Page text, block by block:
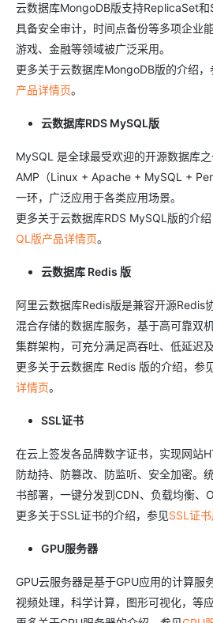
云数据库MongoDB版支持ReplicaSet和
具备安全审计，时间点备份等多项企业
游戏、金融等领域被广泛采用。
更多关于云数据库MongoDB版的介绍，
产品详情页。
云数据库RDS MySQL版
MySQL 是全球最受欢迎的开源数据库
AMP（Linux + Apache + MySQL +
一环，广泛应用于各类应用场景。
更多关于云数据库RDS MySQL版的介
QL版产品详情页。
云数据库 Redis 版
阿里云数据库Redis版是兼容开源Redis
混合存储的数据库服务，基于高可靠双
集群架构，可充分满足高吞吐、低延迟
更多关于云数据库 Redis 版的介绍，参
详情页。
SSL证书
在云上签发各品牌数字证书，实现网站
防劫持、防篡改、防监听、安全加密。
书部署，一键分发到CDN、负载均衡、
更多关于SSL证书的介绍，参见SSL证
GPU服务器
GPU云服务器是基于GPU应用的计算服
视频处理，科学计算，图形可视化，等应